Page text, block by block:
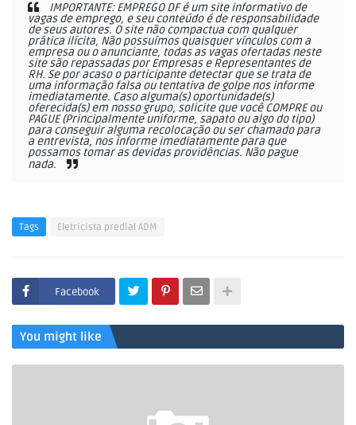
IMPORTANTE: EMPREGO DF é um site informativo de
vagas de emprego, e seu conteúdo é de responsabilidade
de seus autores. O site não compactua com qualquer
prática ilícita, Não possuímos quaisquer vínculos com a
empresa ou o anunciante, todas as vagas ofertadas neste
site são repassadas por Empresas e Representantes de
RH. Se por acaso o participante detectar que se trata de
uma informação falsa ou tentativa de golpe nos informe
imediatamente. Caso alguma(s) oportunidade(s)
oferecida(s) em nosso grupo, solicite que você COMPRE ou
PAGUE (Principalmente uniforme, sapato ou algo do tipo)
para conseguir alguma recolocação ou ser chamado para
a entrevista, nos informe imediatamente para que
possamos tomar as devidas providências. Não pague
nada.
Tags Eletricista predial ADM
Facebook
You might like